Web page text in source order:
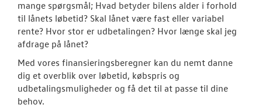
mange spørgsmål; Hvad betyder bilens alder i forhold
til lånets løbetid? Skal lånet være fast eller variabel
rente? Hvor stor er udbetalingen? Hvor længe skal jeg
afdrage på lånet?
Med vores finansieringsberegner kan du nemt danne
dig et overblik over løbetid, købspris og
udbetalingsmuligheder og få det til at passe til dine
behov.